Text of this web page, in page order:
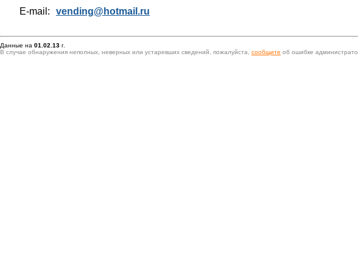
E-mail:
vending@hotmail.ru
Данные на 01.02.13 г.
В случае обнаружения неполных, неверных или устаревших сведений, пожалуйста, сообщите об ошибке